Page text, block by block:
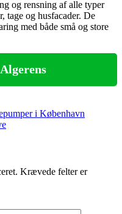
og rensning af alle typer
tage og husfacader. De
med både små og store
i København
Krævede felter er